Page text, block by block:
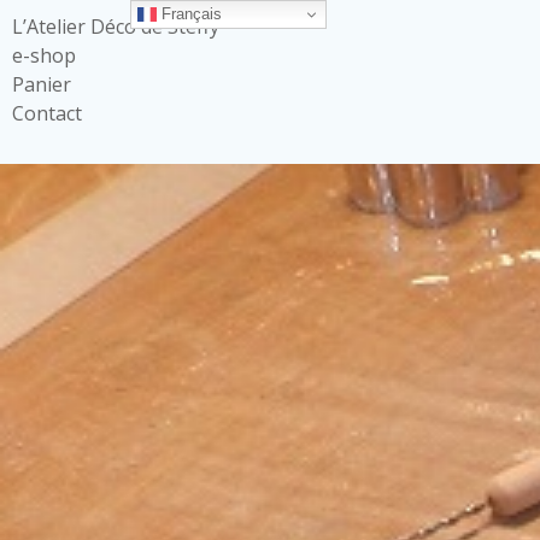
L’Atelier Déco de Steffy
e-shop
Panier
Contact
Français